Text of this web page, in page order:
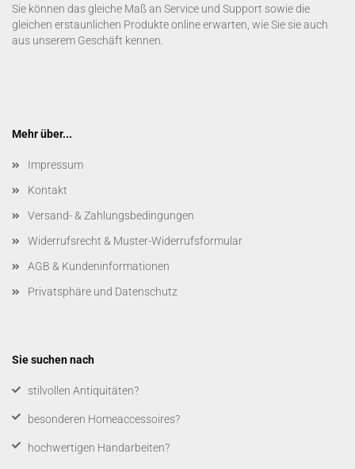
Sie können das gleiche Maß an Service und Support sowie die
gleichen erstaunlichen Produkte online erwarten, wie Sie sie auch
aus unserem Geschäft kennen.
Mehr über...
Impressum
Kontakt
Versand- & Zahlungsbedingungen
Widerrufsrecht & Muster-Widerrufsformular
AGB & Kundeninformationen
Privatsphäre und Datenschutz
Sie suchen nach
​stilvollen Antiquitäten?
besonderen Homeaccessoires?
hochwertigen Handarbeiten?